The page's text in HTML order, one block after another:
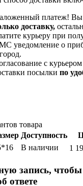
платеж! Вы
доставку,
курьеру при
уведомление о
с
посылки по
товара
Доступность
В наличии 1
запись,
ответе